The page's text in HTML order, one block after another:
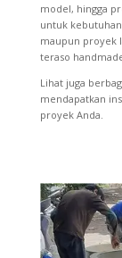
model, hingga
untuk
maupun proyek
teraso
Lihat juga
mendapatkan
proyek Anda.